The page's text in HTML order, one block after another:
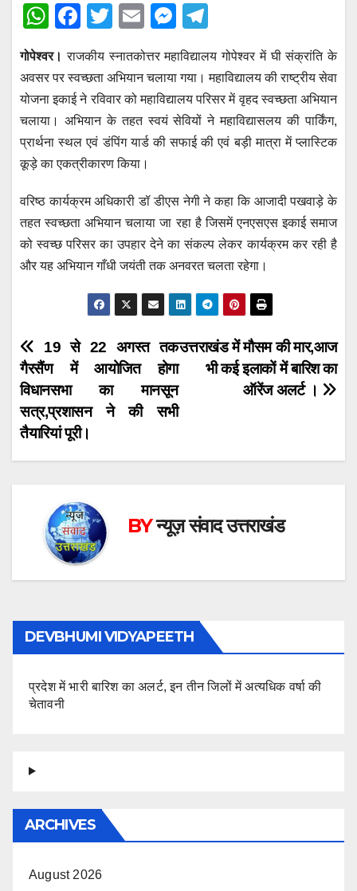
W
at
s
A
p
p
F
c
e
b
o
o
k
T
tt
er
E
ail
M
ss
e
n
g
el
e
gr
a
m
गोपेश्वर। राजकीय स्नातकोत्तर महाविद्यालय गोपेश्वर में घी संक्रांति के
अवसर पर स्वच्छता अभियान चलाया गया। महाविद्यालय की राष्ट्रीय सेवा
योजना इकाई ने रविवार को महाविद्यालय परिसर में वृहद स्वच्छता अभियान
चलाया। अभियान के तहत स्वयं सेवियों ने महाविद्यासलय की पार्किंग,
प्रार्थना स्थल एवं डंपिंग यार्ड की सफाई की एवं बड़ी मात्रा में प्लास्टिक
कूड़े का एकत्रीकारण किया।
वरिष्ठ कार्यक्रम अधिकारी डॉ डीएस नेगी ने कहा कि आजादी पखवाड़े के
तहत स्वच्छता अभियान चलाया जा रहा है जिसमें एनएसएस इकाई समाज
को स्वच्छ परिसर का उपहार देने का संकल्प लेकर कार्यक्रम कर रही है
और यह अभियान गाँधी जयंती तक अनवरत चलता रहेगा।
Post
navigation
उत्तराखंड में मौसम की मार,आज
भी कई इलाकों में बारिश का
ऑरेंज अलर्ट ।
19 से 22 अगस्त तक
गैरसैंण में आयोजित होगा
विधानसभा का मानसून
सत्र,प्रशासन ने की सभी
तैयारियां पूरी।
BYन्यूज़ संवाद उत्तराखंड
DEVBHUMI VIDYAPEETH
प्रदेश में भारी बारिश का अलर्ट, इन तीन जिलों में अत्यधिक वर्षा की
चेतावनी
ARCHIVES
August 2026